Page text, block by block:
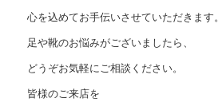
心を込めてお手伝いさせていただきます。
足や靴のお悩みがございましたら、
どうぞお気軽にご相談ください。
皆様のご来店を